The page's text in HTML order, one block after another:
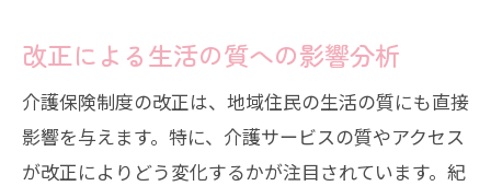
改正による生活の質への影響分析
介護保険制度の改正は、地域住民の生活の質にも直接
影響を与えます。特に、介護サービスの質やアクセス
が改正によりどう変化するかが注目されています。紀